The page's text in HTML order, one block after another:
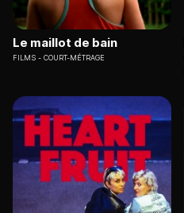
Le maillot de bain
FILMS COURT-MÉTRAGE